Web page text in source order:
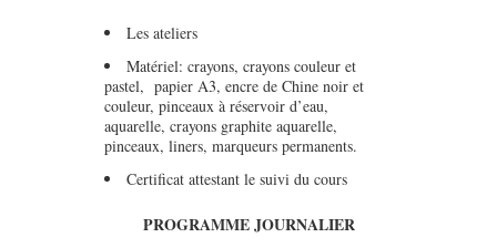
Les ateliers
Matériel: crayons, crayons couleur et
pastel, papier A3, encre de Chine noir et
couleur, pinceaux à réservoir d’eau,
aquarelle, crayons graphite aquarelle,
pinceaux, liners, marqueurs permanents.
Certificat attestant le suivi du cours
PROGRAMME JOURNALIER